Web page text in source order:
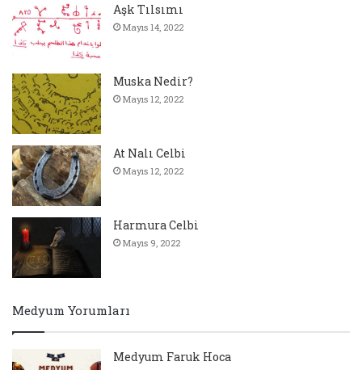
Aşk Tılsımı
Mayıs 14, 2022
Muska Nedir?
Mayıs 12, 2022
At Nalı Celbi
Mayıs 12, 2022
Harmura Celbi
Mayıs 9, 2022
Medyum Yorumları
Medyum Faruk Hoca